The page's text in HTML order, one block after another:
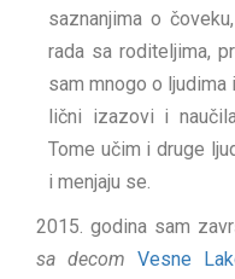
saznanjima o
rada sa roditeljima,
sam mnogo o
lični izazovi i
Tome učim i druge
i menjaju se.
2015. godina sam
sa decom Vesne